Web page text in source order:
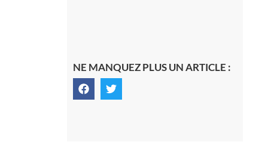
NE MANQUEZ PLUS UN ARTICLE :